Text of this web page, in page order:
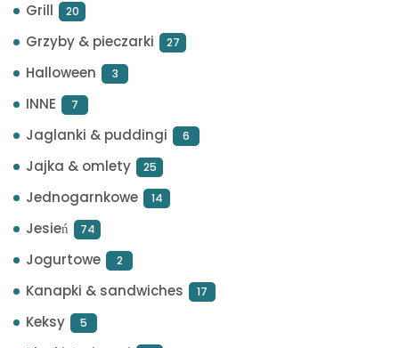
Grill 20
Grzyby & pieczarki 27
Halloween 3
INNE 7
Jaglanki & puddingi 6
Jajka & omlety 25
Jednogarnkowe 14
Jesień 74
Jogurtowe 2
Kanapki & sandwiches 17
Keksy 5